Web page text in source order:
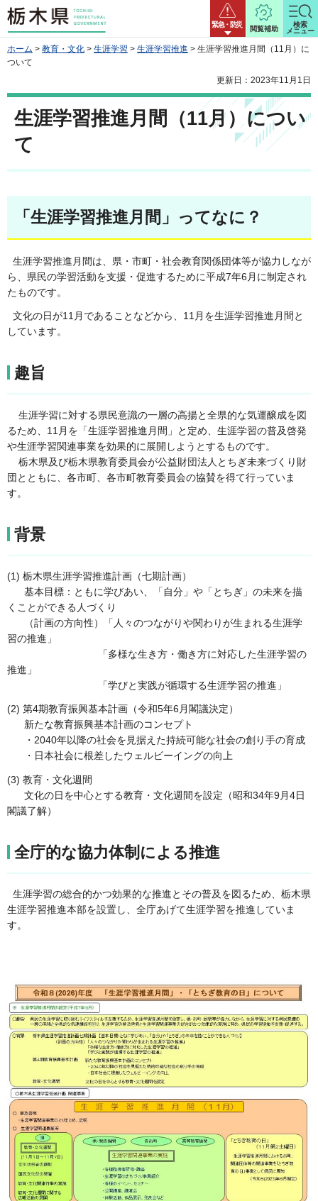
栃木県 緊急・防災
閲覧補助
検索
メニュー
ホーム > 教育・文化 > 生涯学習 > 生涯学習推進 > 生涯学習推進月間（11月）に
ついて
更新日：2023年11月1日
生涯学習推進月間（11月）につい
て
「生涯学習推進月間」ってなに？
生涯学習推進月間は、県・市町・社会教育関係団体等が協力しなが
ら、県民の学習活動を支援・促進するために平成7年6月に制定され
たものです。
文化の日が11月であることなどから、11月を生涯学習推進月間と
しています。
趣旨
生涯学習に対する県民意識の一層の高揚と全県的な気運醸成を図
るため、11月を「生涯学習推進月間」と定め、生涯学習の普及啓発
や生涯学習関連事業を効果的に展開しようとするものです。
栃木県及び栃木県教育委員会が公益財団法人とちぎ未来づくり財
団とともに、各市町、各市町教育委員会の協賛を得て行っていま
す。
背景
(1) 栃木県生涯学習推進計画（七期計画）
基本目標：ともに学びあい、「自分」や「とちぎ」の未来を描
くことができる人づくり
（計画の方向性）「人々のつながりや関わりが生まれる生涯学
習の推進」
「多様な生き方・働き方に対応した生涯学習の
推進」
「学びと実践が循環する生涯学習の推進」
(2) 第4期教育振興基本計画（令和5年6月閣議決定）
新たな教育振興基本計画のコンセプト
・2040年以降の社会を見据えた持続可能な社会の創り手の育成
・日本社会に根差したウェルビーイングの向上
(3) 教育・文化週間
文化の日を中心とする教育・文化週間を設定（昭和34年9月4日
閣議了解）
全庁的な協力体制による推進
生涯学習の総合的かつ効果的な推進とその普及を図るため、栃木県
生涯学習推進本部を設置し、全庁あげて生涯学習を推進していま
す。